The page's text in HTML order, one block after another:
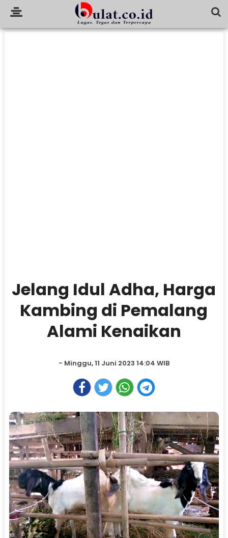
Jelang Idul Adha, Harga
Kambing di Pemalang
Alami Kenaikan
- Minggu, 11 Juni 2023 14:04 WIB